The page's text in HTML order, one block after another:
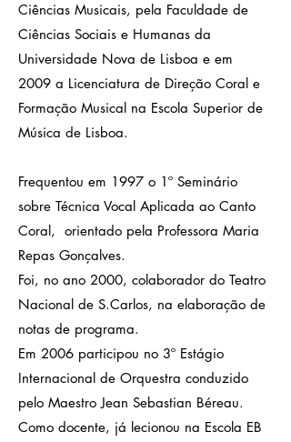
Ciências Musicais, pela Faculdade de
Ciências Sociais e Humanas da
Universidade Nova de Lisboa e em
2009 a Licenciatura de Direção Coral e
Formação Musical na Escola Superior de
Música de Lisboa.
Frequentou em 1997 o 1º Seminário
sobre Técnica Vocal Aplicada ao Canto
Coral, orientado pela Professora Maria
Repas Gonçalves.
Foi, no ano 2000, colaborador do Teatro
Nacional de S.Carlos, na elaboração de
notas de programa.
Em 2006 participou no 3º Estágio
Internacional de Orquestra conduzido
pelo Maestro Jean Sebastian Béreau.
Como docente, já lecionou na Escola EB